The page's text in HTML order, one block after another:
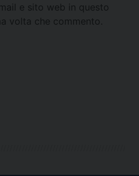
e sito web in questo
volta che commento.